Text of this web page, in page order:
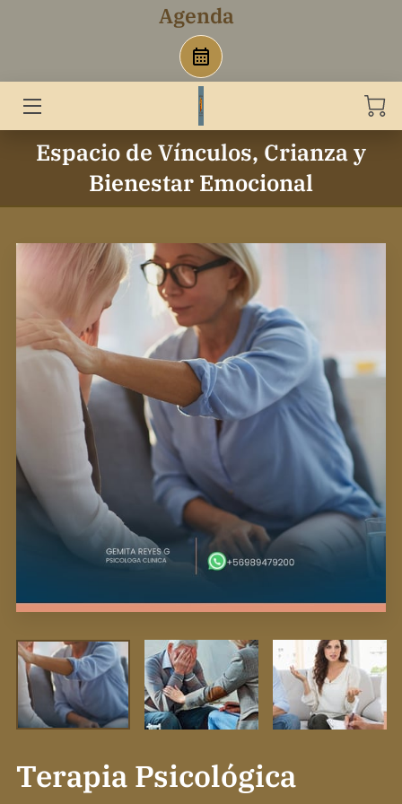
Agenda
AGENDA
SERVICIO PSICOLOGICO
Espacio de Vínculos, Crianza y
Bienestar Emocional
Terapia Psicológica